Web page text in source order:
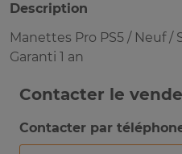
Description
Manettes Pro PS5 / Neuf /
Garanti 1 an
Contacter le
Contacter par